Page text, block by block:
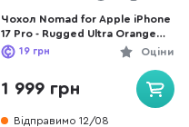
Чохол Nomad for Apple iPhone
17 Pro - Rugged Ultra Orange
(NM014070858)
Оціни
19 грн
1 999 грн
Відправимо 12/08